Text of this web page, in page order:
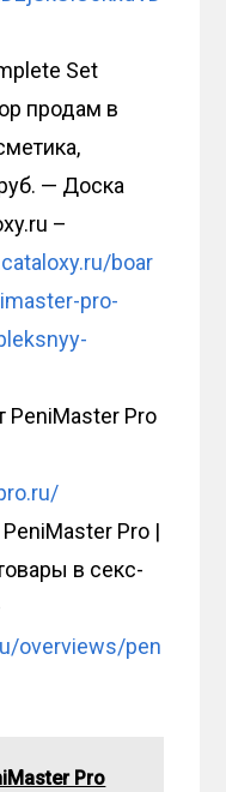
Set
продам в
— Доска
–
boar
pro-
PeniMaster Pro
Pro |
в секс-
overviews/pen
Pro